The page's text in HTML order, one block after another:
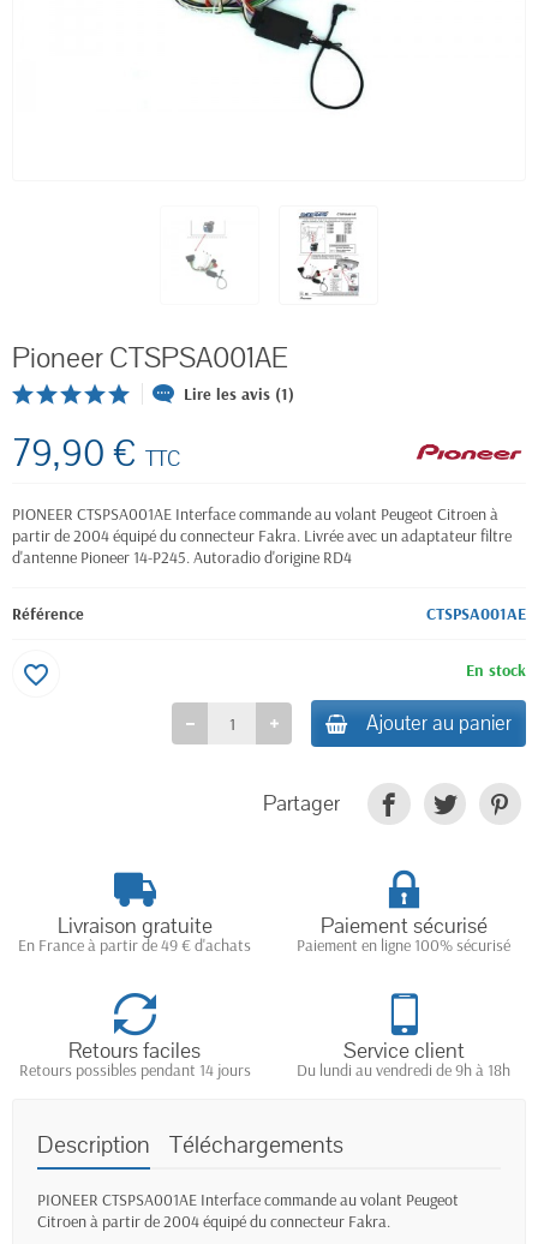
Pioneer CTSPSA001AE
Lire les avis (1)
79,90 € TTC
PIONEER CTSPSA001AE Interface commande au volant Peugeot Citroen à
partir de 2004 équipé du connecteur Fakra. Livrée avec un adaptateur filtre
d'antenne Pioneer 14-P245. Autoradio d'origine RD4
Référence CTSPSA001AE
En stock
Ajouter au panier
favorite_border
Partager
Livraison gratuite
En France à partir de 49 € d'achats
Paiement sécurisé
Paiement en ligne 100% sécurisé
Retours faciles
Retours possibles pendant 14 jours
Service client
Du lundi au vendredi de 9h à 18h
Description Téléchargements
PIONEER CTSPSA001AE Interface commande au volant Peugeot
Citroen à partir de 2004 équipé du connecteur Fakra.